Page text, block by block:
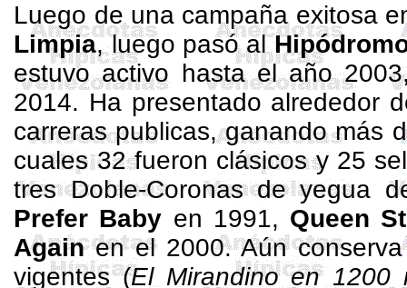
Luego de una campaña exitosa
Limpia, luego pasó al
estuvo activo hasta el año
2014. Hapresentado alrededor
carreras publicas, ganando más
cuales 32 fueron clásicos y 25
tres Doble-Coronas de yegua
Prefer Baby en 1991, Queen
Againen el 2000. Aún
vigentes (El Mirandino en1200